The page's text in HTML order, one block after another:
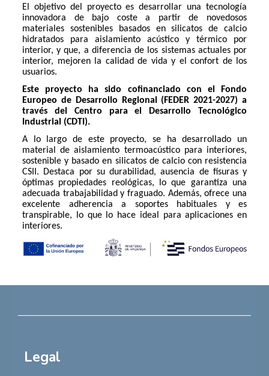
El objetivo del proyecto es desarrollar una tecnología
innovadora de bajo coste a partir de novedosos
materiales sostenibles basados en silicatos de calcio
hidratados para aislamiento acústico y térmico por
interior, y que, a diferencia de los sistemas actuales por
interior, mejoren la calidad de vida y el confort de los
usuarios.
Este proyecto ha sido cofinanciado con el Fondo
Europeo de Desarrollo Regional (FEDER 2021-2027) a
través del Centro para el Desarrollo Tecnológico
Industrial (CDTI).
A lo largo de este proyecto, se ha desarrollado un
material de aislamiento termoacústico para interiores,
sostenible y basado en silicatos de calcio con resistencia
CSII. Destaca por su durabilidad, ausencia de fisuras y
óptimas propiedades reológicas, lo que garantiza una
adecuada trabajabilidad y fraguado. Además, ofrece una
excelente adherencia a soportes habituales y es
transpirable, lo que lo hace ideal para aplicaciones en
interiores.
Legal